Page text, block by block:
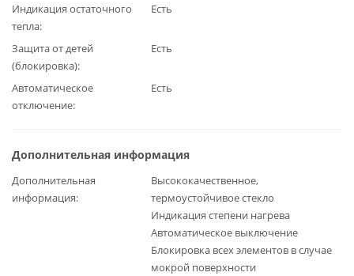
Индикация остаточного
тепла
Есть
Защита от детей
(блокировка)
Есть
Автоматическое
отключение
Есть
Дополнительная информация
Дополнительная
информация
Высококачественное,
термоустойчивое стекло
Индикация степени нагрева
Автоматическое выключение
Блокировка всех элементов в случае
мокрой поверхности